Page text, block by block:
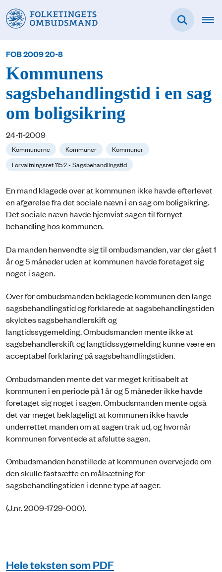
FOB 2009 20-8
Kommunens
sagsbehandlingstid i en sag
om boligsikring
24-11-2009
Kommunerne Kommuner
Kommuner
Forvaltningsret 115.2 - Sagsbehandlingstid
En mand klagede over at kommunen ikke havde efterlevet
en afgørelse fra det sociale nævn i en sag om boligsikring.
Det sociale nævn havde hjemvist sagen til fornyet
behandling hos kommunen.
Da manden henvendte sig til ombudsmanden, var der gået 1
år og 5 måneder uden at kommunen havde foretaget sig
noget i sagen.
Over for ombudsmanden beklagede kommunen den lange
sagsbehandlingstid og forklarede at sagsbehandlingstiden
skyldtes sagsbehandlerskift og
langtidssygemelding. Ombudsmanden mente ikke at
sagsbehandlerskift og langtidssygemelding kunne være en
acceptabel forklaring på sagsbehandlingstiden.
Ombudsmanden mente det var meget kritisabelt at
kommunen i en periode på 1 år og 5 måneder ikke havde
foretaget sig noget i sagen. Ombudsmanden mente også
det var meget beklageligt at kommunen ikke havde
underrettet manden om at sagen trak ud, og hvornår
kommunen forventede at afslutte sagen.
Ombudsmanden henstillede at kommunen overvejede om
den skulle fastsætte en målsætning for
sagsbehandlingstiden i denne type af sager.
(J.nr. 2009-1729-000).
Hele teksten som PDF